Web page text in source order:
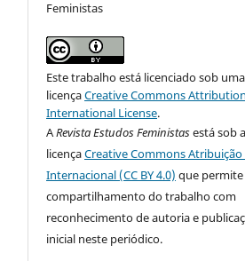
Feministas
Este trabalho está licenciado sob uma
licençaCreative Commons
International License.
ARevista Estudos Feministasestá sob a
licençaCreative Commons Atribuição
Internacional (CC BY 4.0) que
compartilhamento do trabalho com
reconhecimento de autoria e
inicial neste periódico.